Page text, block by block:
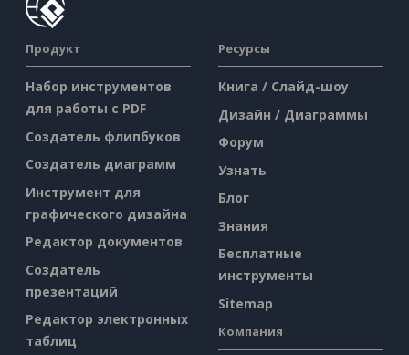
Продукт
Набор инструментов
для работы с PDF
Создатель флипбуков
Создатель диаграмм
Инструмент для
графического дизайна
Редактор документов
Создатель
презентаций
Редактор электронных
таблиц
Ресурсы
Книга / Слайд-шоу
Дизайн / Диаграммы
Форум
Узнать
Блог
Знания
Бесплатные
инструменты
Sitemap
Компания